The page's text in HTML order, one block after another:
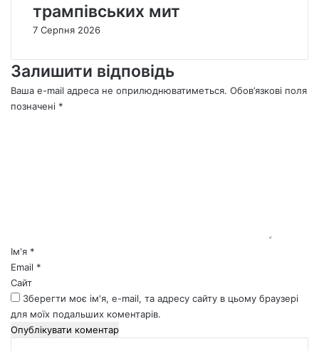
трампівських мит
7 Серпня 2026
Залишити відповідь
Ваша e-mail адреса не оприлюднюватиметься. Обов’язкові поля
позначені *
*Ім'я *
Email *
Сайт
Зберегти моє ім'я, e-mail, та адресу сайту в цьому браузері
для моїх подальших коментарів.